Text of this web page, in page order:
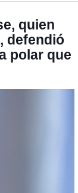
quien
defendió
polar que